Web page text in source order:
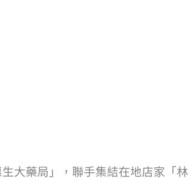
大藥局」，聯手集結在地店家「林